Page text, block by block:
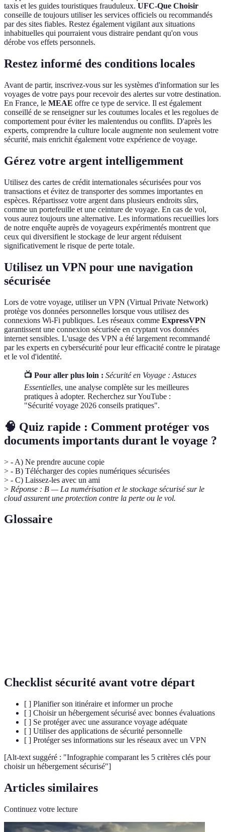
taxis et les guides touristiques frauduleux. UFC-Que Choisir
conseille de toujours utiliser les services officiels ou recommandés
par des sites fiables. Restez également vigilant aux situations
inhabituelles qui pourraient vous distraire pendant qu'on vous
dérobe vos effets personnels.
Restez informé des conditions locales
Avant de partir, inscrivez-vous sur les systèmes d'information sur les
voyages de votre pays pour recevoir des alertes sur votre destination.
En France, le MEAE offre ce type de service. Il est également
conseillé de se renseigner sur les coutumes locales et les regolues de
comportement pour éviter les malentendus ou conflits. D'après les
experts, comprendre la culture locale augmente non seulement votre
sécurité, mais enrichit également votre expérience de voyage.
Gérez votre argent intelligemment
Utilisez des cartes de crédit internationales sécurisées pour vos
transactions et évitez de transporter des sommes importantes en
espèces. Répartissez votre argent dans plusieurs endroits sûrs,
comme un portefeuille et une ceinture de voyage. En cas de vol,
vous aurez toujours une alternative. Les informations recueillies lors
de notre enquête auprès de voyageurs expérimentés montrent que
ceux qui diversifient le stockage de leur argent réduisent
significativement le risque de perte totale.
Utilisez un VPN pour une navigation
sécurisée
Lors de votre voyage, utiliser un VPN (Virtual Private Network)
protège vos données personnelles lorsque vous utilisez des
connexions Wi-Fi publiques. Les réseaux comme ExpressVPN
garantissent une connexion sécurisée en cryptant vos données
internet sensibles. L'usage des VPN a été largement recommandé
par les experts en cybersécurité pour leur efficacité contre le piratage
et le vol d'identité.
📺 Pour aller plus loin : Sécurité en Voyage : Astuces
Essentielles, une analyse complète sur les meilleures
pratiques à adopter. Recherchez sur YouTube :
"Sécurité voyage 2026 conseils pratiques".
🧠 Quiz rapide : Comment protéger vos
documents importants durant le voyage ?
> - A) Ne prendre aucune copie
> - B) Télécharger des copies numériques sécurisées
> - C) Laissez-les avec un ami
> Réponse : B — La numérisation et le stockage sécurisé sur le
cloud assurent une protection contre la perte ou le vol.
Glossaire
Checklist sécurité avant votre départ
[ ] Planifier son itinéraire et informer un proche
[ ] Choisir un hébergement sécurisé avec bonnes évaluations
[ ] Se protéger avec une assurance voyage adéquate
[ ] Utiliser des applications de sécurité personnelle
[ ] Protéger ses informations sur les réseaux avec un VPN
[Alt-text suggéré : "Infographie comparant les 5 critères clés pour
choisir un hébergement sécurisé"]
Articles similaires
Continuez votre lecture